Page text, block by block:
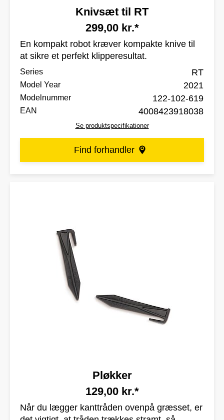
Knivsæt til RT
299,00 kr.*
En kompakt robot kræver kompakte knive til
at sikre et perfekt klipperesultat.
Series RT
Model Year 2021
Modelnummer 122-102-619
EAN 4008423918038
Se produktspecifikationer
Find forhandler
Pløkker
129,00 kr.*
Når du lægger kanttråden ovenpå græsset, er